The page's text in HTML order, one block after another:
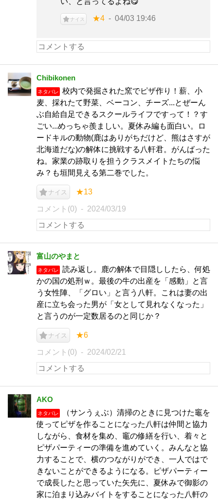
ナイス ★4 04/03 19:46
Chibikonen
ネタバレ
校内で発掘された窯でピザ作り！薪、小
麦、採れたて野菜、ベーコン、チーズ...とぜーん
ぶ自給自足できるスクールライフですって！？す
ごい...めっちゃ羨ましい。夏休み編も面白い。ロ
ードキルの動物(鹿はありがちだけど、熊はさすが
北海道だな)の解体に挑戦する八軒君。がんばった
ね。家業の跡取りを担うクラスメイトたちの悩
み？も垣間見える第二巻でした。
ナイス ★13
コメント(0) 2024/03/19
富山のやまと
ネタバレ
読み返し。鹿の解体で目隠ししたら、何処
かの国の処刑ｗ。最後の牛の出産を「感動」と言
う女性陣、「グロい」と言う八軒。これは妻の出
産に立ち会った男が「女として見れなくなった」
と言うのが一定数居るのと同じか？
ナイス ★6
コメント(0) 2024/02/21
AKO
ネタバレ
（サンうぇぶ）清掃のときに見つけた竈を
使ってピザを作ることになった八軒は仲間と協力
しながら、食材を集め、竈の修繕を行い、着々と
ピザパーティーの準備を進めていく。みんなと協
力することで、横のつながりができ、一人ではで
きないことができるようになる。ピザパーティー
で成長したと思っていた矢先に、夏休みで御影の
家に泊まり込みバイトをすることになった八軒の